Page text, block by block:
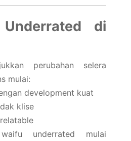
di
perubahan selera
mulai:
development kuat
klise
underrated mulai